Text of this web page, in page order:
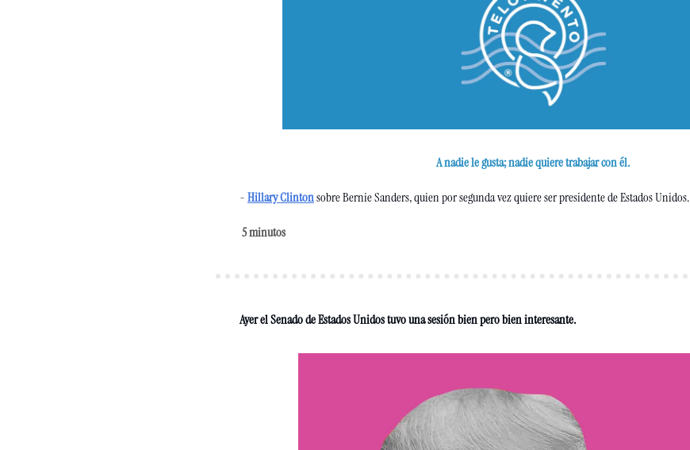
A nadie le gusta; nadie quiere trabajar con él.
- Hillary Clinton sobre Bernie Sanders, quien por segunda vez quiere ser presidente de Estados Unidos.
5 minutos
Ayer el Senado de Estados Unidos tuvo una sesión bien pero bien interesante.